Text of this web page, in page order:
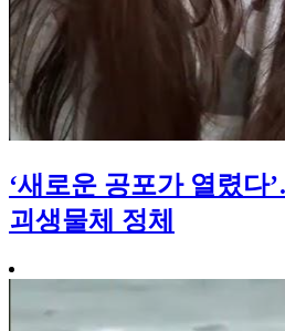
‘새로운 공포가 열렸
괴생물체 정체